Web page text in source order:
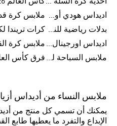
اديداس هودي أورجينال للنساء
بدلات رياضية للنساء
اديداس اورجينال ملابس ملابس كرة
ملابس السباحة للرجال
ملابس النساء من أديداس
يمكنك أن تسمي كل منتج من
الإبداع والتفرد ما يعطيها طابع